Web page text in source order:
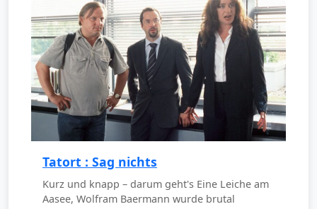
Tatort : Sag nichts
Kurz und knapp – darum geht's Eine Leiche am
Aasee, Wolfram Baermann wurde brutal